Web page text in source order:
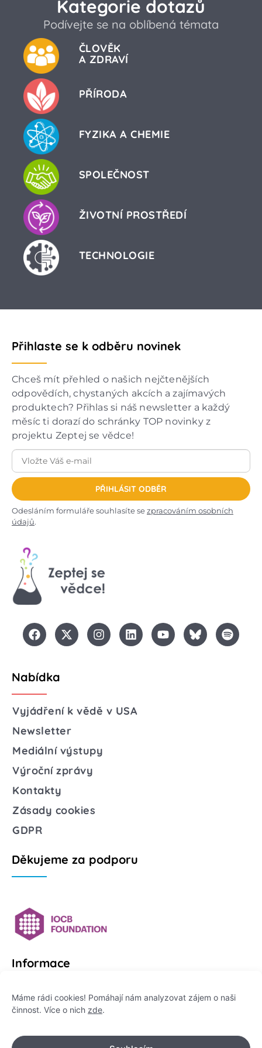
Máme rádi cookies! Pomáhají nám analyzovat zájem o naši
činnost. Více o nich zde.
Kategorie dotazů
Podívejte se na oblíbená témata
ČLOVĚK
A ZDRAVÍ
PŘÍRODA
FYZIKA A CHEMIE
SPOLEČNOST
ŽIVOTNÍ PROSTŘEDÍ
TECHNOLOGIE
Přihlaste se k odběru novinek
Chceš mít přehled o našich nejčtenějších
odpovědích, chystaných akcích a zajímavých
produktech? Přihlas si náš newsletter a každý
měsíc ti dorazí do schránky TOP novinky z
projektu Zeptej se vědce!
PŘIHLÁSIT ODBĚR
Odesláním formuláře souhlasíte sezpracováním osobních
údajů.
Nabídka
Vyjádření k vědě v USA
Newsletter
Mediální výstupy
Výroční zprávy
Kontakty
Zásady cookies
GDPR
Děkujeme za podporu
Informace
Platformu Zeptej se vědce provozuje:
IČO: 178 47 389